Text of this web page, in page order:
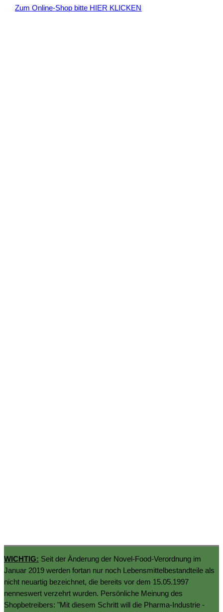
a
Zum Online-Shop bitte HIER KLICKEN
WICHTIG: Seit der Änderung der Novel-Food-Verordnung im
Januar 2019 werden fortan nur noch Lebensmittelbestandteile als
nicht neuartig bezeichnet, die bereits vor dem 15.05.1997
nenneswert verzehrt wurden. Persönliche Meinung des
Shopbetreibers: "Mit diesem Schritt will die Pharma-Industrie -